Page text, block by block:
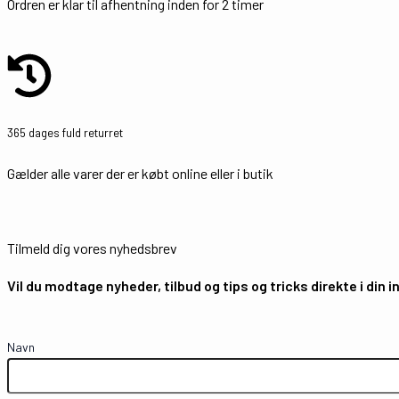
Ordren er klar til afhentning inden for 2 timer
365 dages fuld returret
Gælder alle varer der er købt online eller i butik
Tilmeld dig vores nyhedsbrev
Vil du modtage nyheder, tilbud og tips og tricks direkte i din
Navn